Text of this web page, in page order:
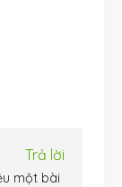
Trả lời
một bài